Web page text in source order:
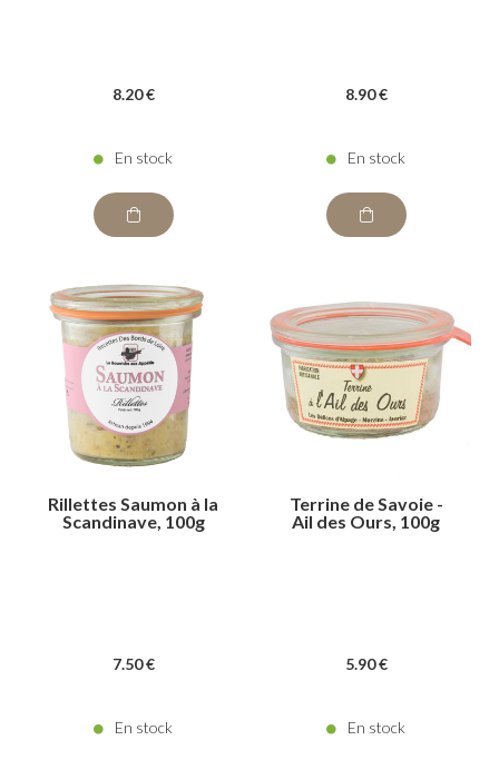
8.20 €
En stock
8.90 €
En stock
Rillettes Saumon à la
Scandinave, 100g
7.50 €
En stock
Terrine de Savoie -
Ail des Ours, 100g
5.90 €
En stock